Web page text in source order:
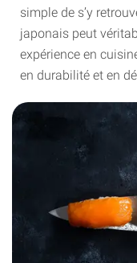
simple de s’y
japonais peut
expérience en
en durabilité et en